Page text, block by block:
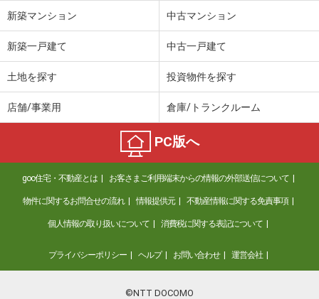
新築マンション 中古マンション
新築一戸建て 中古一戸建て
土地を探す 投資物件を探す
店舗/事業用 倉庫/トランクルーム
PC版へ
goo住宅・不動産とは お客さまご利用端末からの情報の外部送信について
物件に関するお問合せの流れ 情報提供元 不動産情報に関する免責事項
個人情報の取り扱いについて 消費税に関する表記について
プライバシーポリシー ヘルプ お問い合わせ 運営会社
©NTT DOCOMO